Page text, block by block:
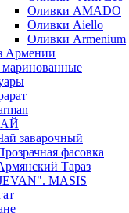
Оливки AMADO
Оливки Aiello
Оливки Armenium
Армении
заварочный
фасовка
Тараз
MASIS